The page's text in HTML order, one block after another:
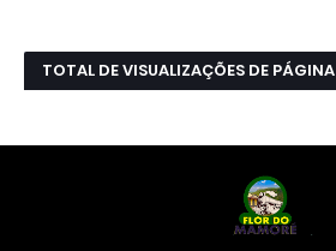
TOTAL DE VISUALIZAÇÕES DE PÁGINA